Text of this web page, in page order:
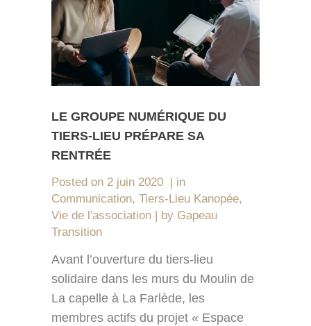
LE GROUPE NUMÉRIQUE DU
TIERS-LIEU PRÉPARE SA
RENTRÉE
Posted on 2 juin 2020
in
Communication, Tiers-Lieu Kanopée,
Vie de l'association
by Gapeau
Transition
Avant l’ouverture du tiers-lieu
solidaire dans les murs du Moulin de
La capelle à La Farlède, les
membres actifs du projet « Espace